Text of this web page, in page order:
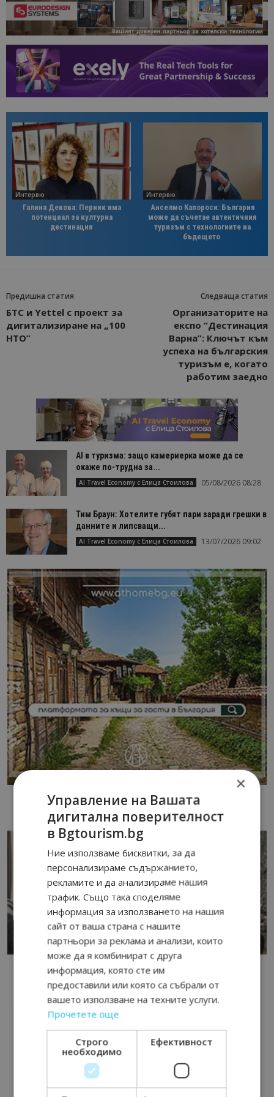
Интервю
Галина Декова: Перник има
потенциал за културна
дестинация
Интервю
Анселмо Капороси: България
може да съчетае автентичния
туризъм с технологиите на
бъдещето
Предишна статия
БТС и Yettel с проект за
дигитализиране на „100
НТО”
Следваща статия
Организаторите на
експо “Дестинация
Варна”: Ключът към
успеха на българския
туризъм е, когато
работим заедно
AI в туризма: защо камериерка може да се
окаже по-трудна за...
AI Travel Economy с Елица Стоилова 05/08/2026 08:28
Тим Браун: Хотелите губят пари заради грешки в
данните и липсващи...
AI Travel Economy с Елица Стоилова 13/07/2026 09:02
×
Управление на Вашата
дигитална поверителност
в Bgtourism.bg
Ние използваме бисквитки, за да
персонализираме съдържанието,
рекламите и да анализираме нашия
трафик. Също така споделяме
информация за използването на нашия
сайт от ваша страна с нашите
партньори за реклама и анализи, които
може да я комбинират с друга
информация, която сте им
предоставили или която са събрали от
вашето използване на техните услуги.
Прочетете още
Строго
необходимо
Ефективност